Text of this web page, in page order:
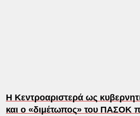
Η Κεντροαριστερά ως
και ο «διμέτωπος» του ΠΑΣΟΚ